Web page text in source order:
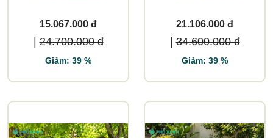
15.067.000 đ
| 24.700.000 đ
Giảm: 39 %
21.106.000 đ
| 34.600.000 đ
Giảm: 39 %